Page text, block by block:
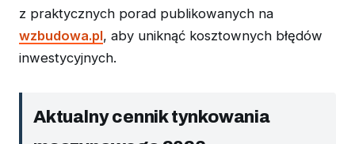
z praktycznych porad publikowanych na
wzbudowa.pl, aby uniknąć kosztownych błędów
inwestycyjnych.
Aktualny cennik tynkowania